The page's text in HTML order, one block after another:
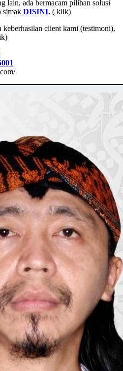
lain, ada bermacam pilihan solusi
simak DISINI. ( klik)
keberhasilan client kami (testimoni),